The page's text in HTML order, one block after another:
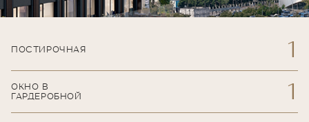
1
ПОСТИРОЧНАЯ
1
ОКНО В
ГАРДЕРОБНОЙ